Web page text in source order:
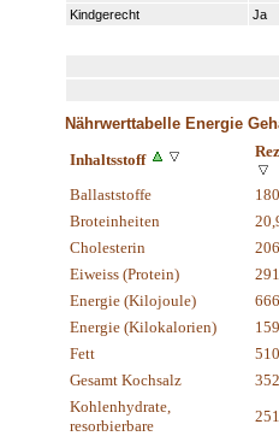
Kindgerecht
Ja
Nährwerttabelle Energie
Inhaltsstoff
Ballaststoffe
Broteinheiten
Cholesterin
Eiweiss (Protein)
Energie (Kilojoule)
Energie (Kilokalorien)
Fett
Gesamt Kochsalz
Kohlenhydrate,
resorbierbare